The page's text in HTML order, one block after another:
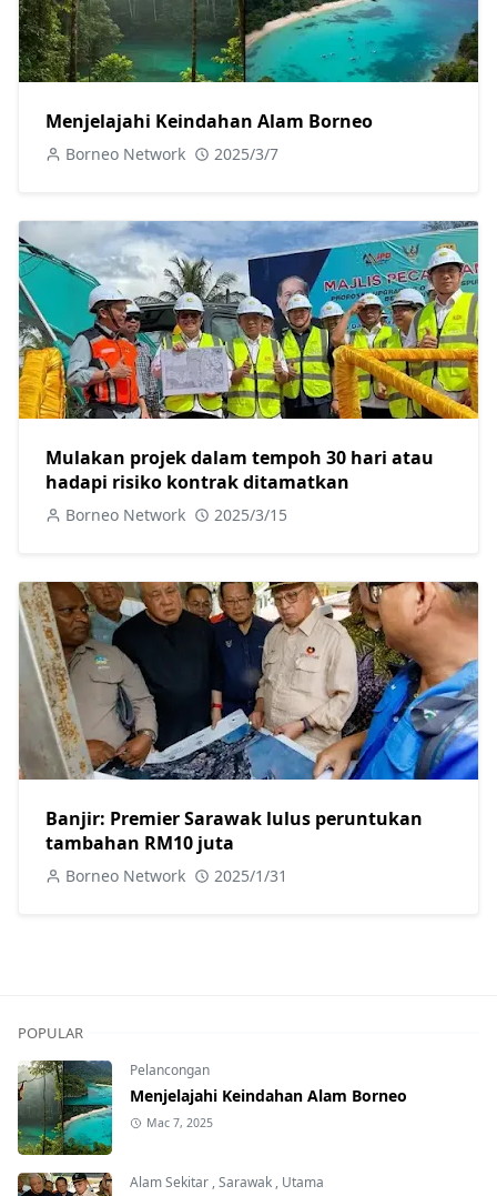
Menjelajahi Keindahan Alam Borneo
Borneo Network 2025/3/7
Mulakan projek dalam tempoh 30 hari atau
hadapi risiko kontrak ditamatkan
Borneo Network 2025/3/15
Banjir: Premier Sarawak lulus peruntukan
tambahan RM10 juta
Borneo Network 2025/1/31
POPULAR
Pelancongan
Menjelajahi Keindahan Alam Borneo
Mac 7, 2025
Alam Sekitar ,Sarawak , Utama